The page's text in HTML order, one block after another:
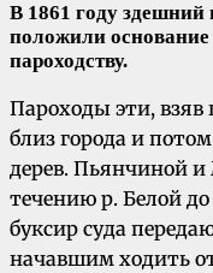
В 1861 году
положили основание
пароходству.
Пароходы эти, взяв
близ города и
дерев. Пьянчиной и
течению р. Белой
буксир суда
начавшим ходить